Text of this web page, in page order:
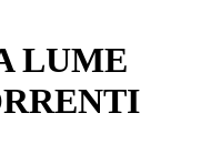
LUME